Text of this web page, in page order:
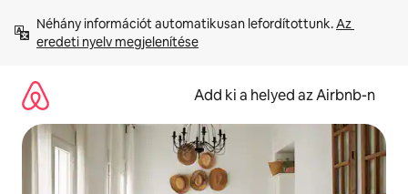
tartalomra
Néhány információt automatikusan lefordítottunk. Az
eredeti nyelv megjelenítése
Add ki a helyed az Airbnb-n